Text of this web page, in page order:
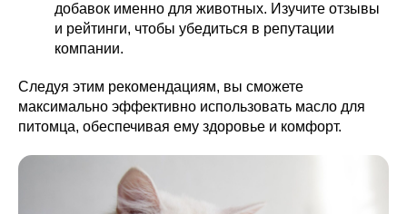
добавок именно для животных. Изучите отзывы
и рейтинги, чтобы убедиться в репутации
компании.
Следуя этим рекомендациям, вы сможете
максимально эффективно использовать масло для
питомца, обеспечивая ему здоровье и комфорт.